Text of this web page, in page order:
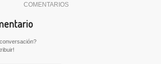
COMENTARIOS